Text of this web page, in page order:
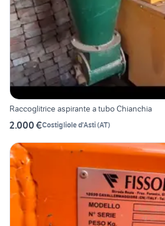
Raccoglitrice aspirante a tubo Chianchia
2.000 €Costigliole d'Asti(AT)